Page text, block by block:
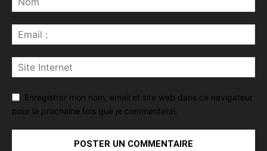
Enregistrer mon nom, email et site web dans ce navigateur
pour la prochaine fois que je commenterai.